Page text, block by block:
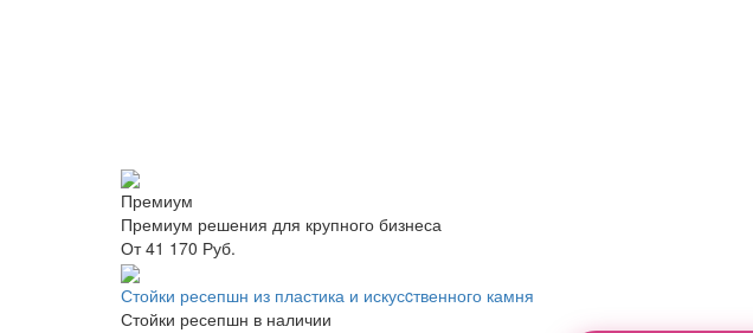
Премиум
Премиум решения для крупного бизнеса
От 41 170 Руб.
Стойки ресепшн из пластика и искусcтвенного камня
Стойки ресепшн в наличии